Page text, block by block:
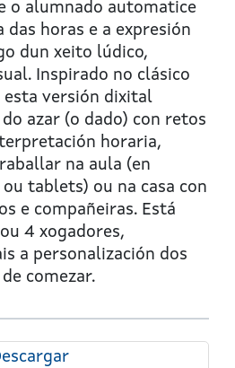
o alumnado automatice
das horas e a expresión
dun xeito lúdico,
Inspirado no clásico
versión dixital
azar (o dado) con retos
horaria,
na aula (en
tablets) ou na casa con
e compañeiras. Está
4 xogadores,
a personalización dos
comezar.